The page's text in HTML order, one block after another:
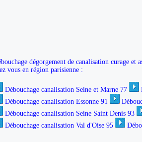
dégorgement de canalisation curage et
vous en région parisienne :
Débouchage canalisation Seine et Marne 77
Débouchage canalisation Essonne 91
Débouchage canalisation Seine Saint Denis 93
Débouchage canalisation Val d'Oise 95